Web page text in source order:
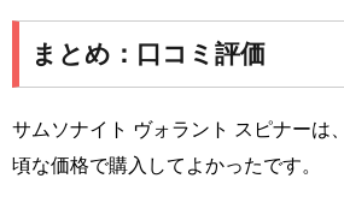
まとめ：口コミ評価
サムソナイト ヴォラント スピナーは
頃な価格で購入してよかったです。